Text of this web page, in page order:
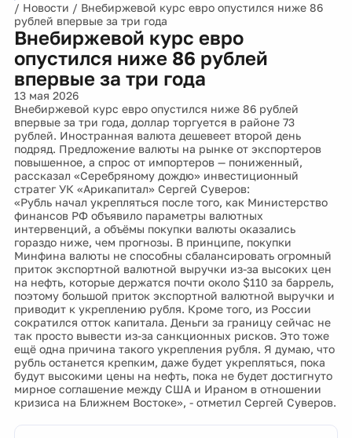
/ Новости / Внебиржевой курс евро опустился ниже 86
рублей впервые за три года
Внебиржевой курс евро
опустился ниже 86 рублей
впервые за три года
13 мая 2026
Внебиржевой курс евро опустился ниже 86 рублей
впервые за три года, доллар торгуется в районе 73
рублей. Иностранная валюта дешевеет второй день
подряд. Предложение валюты на рынке от экспортеров
повышенное, а спрос от импортеров — пониженный,
рассказал «Серебряному дождю» инвестиционный
стратег УК «Арикапитал» Сергей Суверов:
«Рубль начал укрепляться после того, как Министерство
финансов РФ объявило параметры валютных
интервенций, а объёмы покупки валюты оказались
гораздо ниже, чем прогнозы. В принципе, покупки
Минфина валюты не способны сбалансировать огромный
приток экспортной валютной выручки из-за высоких цен
на нефть, которые держатся почти около $110 за баррель,
поэтому большой приток экспортной валютной выручки и
приводит к укреплению рубля. Кроме того, из России
сократился отток капитала. Деньги за границу сейчас не
так просто вывести из-за санкционных рисков. Это тоже
ещё одна причина такого укрепления рубля. Я думаю, что
рубль останется крепким, даже будет укрепляться, пока
будут высокими цены на нефть, пока не будет достигнуто
мирное соглашение между США и Ираном в отношении
кризиса на Ближнем Востоке», - отметил Сергей Суверов.